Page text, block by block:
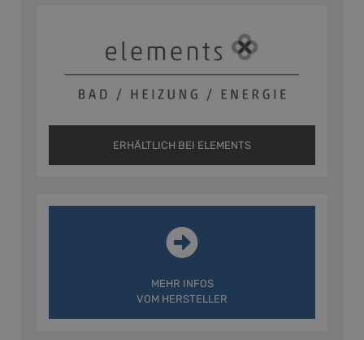
ERHÄLTLICH BEI ELEMENTS
MEHR INFOS
VOM HERSTELLER